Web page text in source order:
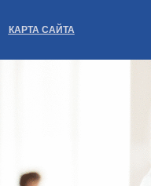
КАРТА САЙТА